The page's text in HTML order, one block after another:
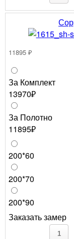
11895 ₽
За Комплект
13970₽
За Полотно
11895₽
200*60
200*70
200*90
Заказать замер